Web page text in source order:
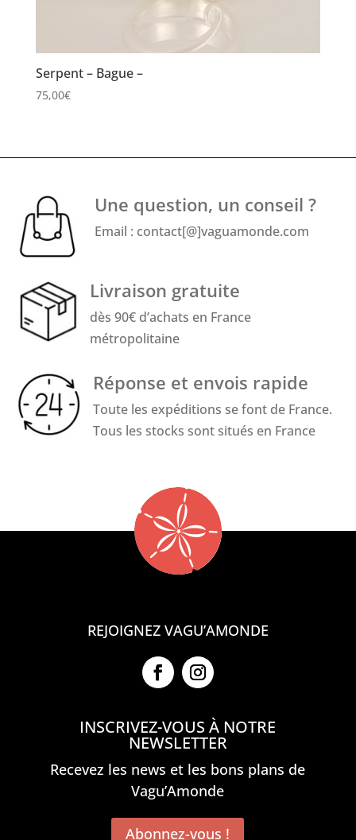
Serpent – Bague –
75,00€
Une question, un conseil ?
Email : contact[@]vaguamonde.com
Livraison gratuite
dès 90€ d’achats en France
métropolitaine
Réponse et envois rapide
Toute les expéditions se font de France.
Tous les stocks sont situés en France
REJOIGNEZ VAGU’AMONDE
INSCRIVEZ-VOUS À NOTRE
NEWSLETTER
Recevez les news et les bons plans de
Vagu’Amonde
Abonnez-vous !